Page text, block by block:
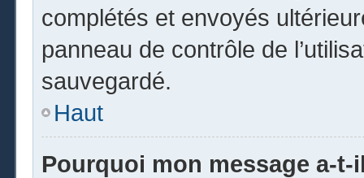
complétés et envoyés
panneau de contrôle de
sauvegardé.
Haut
Pourquoi mon message a-